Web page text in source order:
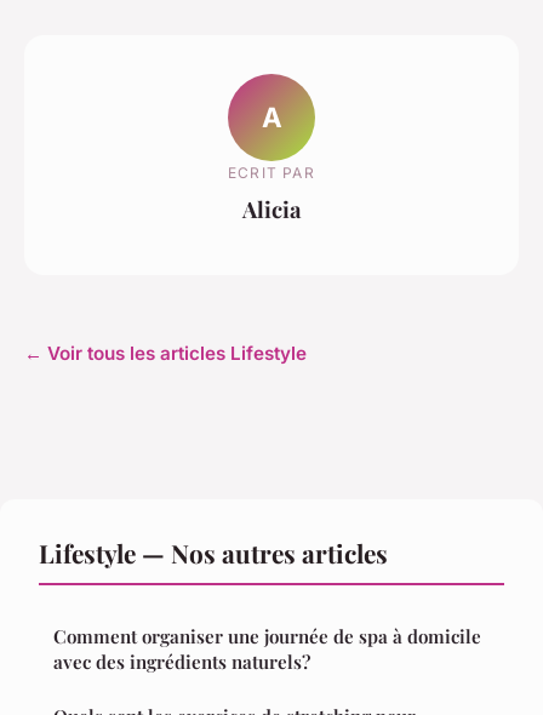
A
ECRIT PAR
Alicia
← Voir tous les articles Lifestyle
Lifestyle — Nos autres articles
Comment organiser une journée de spa à domicile
avec des ingrédients naturels?